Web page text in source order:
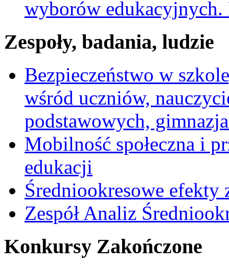
wyborów edukacyjnych.
Zespoły, badania, ludzie
Bezpieczeństwo w
wśród uczniów,
podstawowych,
Mobilność społeczna i
edukacji
Średniookresowe
Zespół Analiz
Konkursy Zakończone